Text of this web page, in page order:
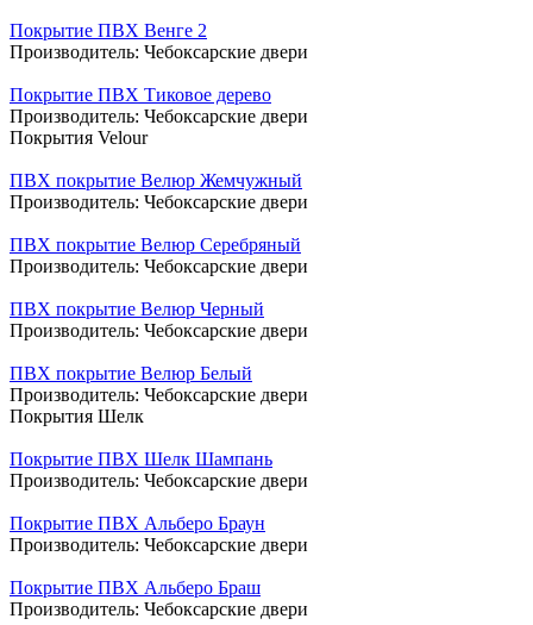
Покрытие ПВХ Венге 2
Производитель: Чебоксарские двери
Покрытие ПВХ Тиковое дерево
Производитель: Чебоксарские двери
Покрытия Velour
ПВХ покрытие Велюр Жемчужный
Производитель: Чебоксарские двери
ПВХ покрытие Велюр Серебряный
Производитель: Чебоксарские двери
ПВХ покрытие Велюр Черный
Производитель: Чебоксарские двери
ПВХ покрытие Велюр Белый
Производитель: Чебоксарские двери
Покрытия Шелк
Покрытие ПВХ Шелк Шампань
Производитель: Чебоксарские двери
Покрытие ПВХ Альберо Браун
Производитель: Чебоксарские двери
Покрытие ПВХ Альберо Браш
Производитель: Чебоксарские двери